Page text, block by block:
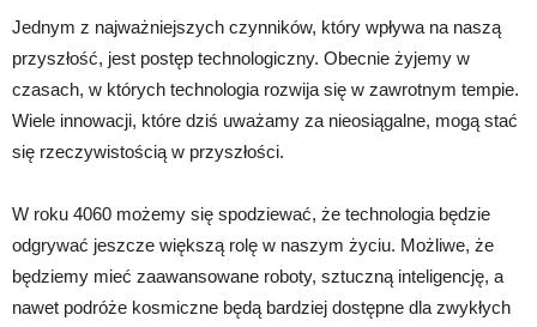
Jednym z najważniejszych czynników, który wpływa na naszą
przyszłość, jest postęp technologiczny. Obecnie żyjemy w
czasach, w których technologia rozwija się w zawrotnym tempie.
Wiele innowacji, które dziś uważamy za nieosiągalne, mogą stać
się rzeczywistością w przyszłości.
W roku 4060 możemy się spodziewać, że technologia będzie
odgrywać jeszcze większą rolę w naszym życiu. Możliwe, że
będziemy mieć zaawansowane roboty, sztuczną inteligencję, a
nawet podróże kosmiczne będą bardziej dostępne dla zwykłych